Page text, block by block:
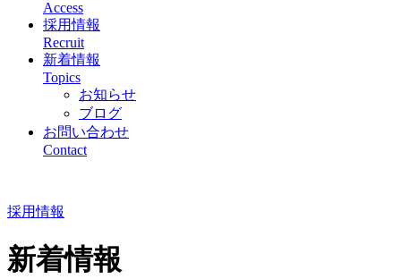
Access
採用情報
Recruit
新着情報
Topics
お知らせ
ブログ
お問い合わせ
Contact
採用情報
新着情報